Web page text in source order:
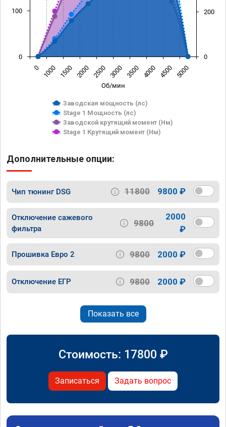
Об/мин
Заводская мощность (лс)
Stage 1 Мощность (лс)
Заводской крутящий момент (Нм)
Stage 1 Крутящий момент (Нм)
0 1000 1500 2000 2500 3000 3500 4000 4500 5000
0
100
0
200
Дополнительные опции:
Чип тюнинг DSG 11800 9800 ₽
Отключение сажевого
фильтра
9800
2000
₽
Прошивка Евро 2 9800 2000 ₽
Отключение ЕГР 9800 2000 ₽
Показать все
Стоимость: 17800 ₽
Записаться Задать вопрос